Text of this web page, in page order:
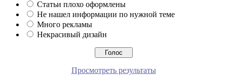
Статьи плохо оформлены
Не нашел информации по нужной теме
Много рекламы
Некрасивый дизайн
Просмотреть результаты